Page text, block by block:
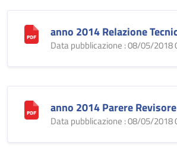
anno 2014 Relazione
Data pubblicazione : 08/05/2018
anno 2014 Parere Revisore
Data pubblicazione : 08/05/2018